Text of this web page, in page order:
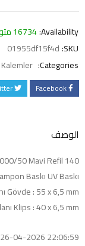
Availability: 16734 متوفر في المخزون
SKU:
01955df15f4d
Categories:
Facebook
الوصف
140 x Ø12 mm Koli/Kutu Adet: 1000/50 Mavi Refil
Baskı UV Baskı
Gövde : 55 x 6,5 mm
Klips : 40 x 6,5 mm
04-2026 22:06:59